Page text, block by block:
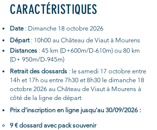
CARACTÉRISTIQUES
Date : Dimanche 18 octobre 2026
Départ: 10h00 au Château de Viaut à Mourens
Distances : 45 km (D+600m/D-610m) ou 80 km
(D+ 950m/D-945m)
Retrait des dossards : le samedi 17 octobre entre
14h et 17h ou entre 7h30 et 8h30 le dimanche 18
octobre 2026 au Château de Viaut à Mourens à
côté de la ligne de départ
Prix d’inscription en ligne jusqu'au 30/09/2026 :
9 € dossard avec pack souvenir